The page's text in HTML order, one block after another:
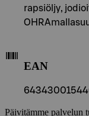
rapsiöljy,
EAN
Päivitämme palvelun